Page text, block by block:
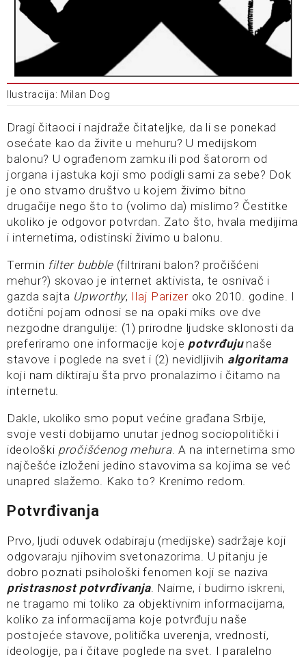
Ilustracija: Milan Dog
Dragi čitaoci i najdraže čitateljke, da li se ponekad
osećate kao da živite u mehuru? U medijskom
balonu? U ograđenom zamku ili pod šatorom od
jorgana i jastuka koji smo podigli sami za sebe? Dok
je ono stvarno društvo u kojem živimo bitno
drugačije nego što to (volimo da) mislimo? Čestitke
ukoliko je odgovor potvrdan. Zato što, hvala medijima
i internetima, odistinski živimo u balonu.
Termin filter bubble (filtrirani balon? pročišćeni
mehur?) skovao je internet aktivista, te osnivač i
gazda sajta Upworthy, Ilaj Parizeroko 2010. godine. I
dotični pojam odnosi se na opaki miks ove dve
nezgodne drangulije: (1) prirodne ljudske sklonosti da
preferiramo one informacije koje potvrđujunaše
stavove i poglede na svet i (2) nevidljivih algoritama
koji nam diktiraju šta prvo pronalazimo i čitamo na
internetu.
Dakle, ukoliko smo poput većine građana Srbije,
svoje vesti dobijamo unutar jednog sociopolitički i
ideološki pročišćenog mehura. A na internetima smo
najčešće izloženi jedino stavovima sa kojima se već
unapred slažemo. Kako to? Krenimo redom.
Potvrđivanja
Prvo, ljudi oduvek odabiraju (medijske) sadržaje koji
odgovaraju njihovim svetonazorima. U pitanju je
dobro poznati psihološki fenomen koji se naziva
pristrasnost potvrđivanja. Naime, i budimo iskreni,
ne tragamo mi toliko za objektivnim informacijama,
koliko za informacijama koje potvrđuju naše
postojeće stavove, politička uverenja, vrednosti,
ideologije, pa i čitave poglede na svet. I paralelno